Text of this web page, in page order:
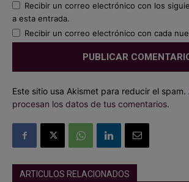
Recibir un correo electrónico con los
a esta entrada.
Recibir un correo electrónico con cada
Este sitio usa Akismet para reducir el spam.
procesan los datos de tus comentarios.
ARTICULOS RELACIONADOS